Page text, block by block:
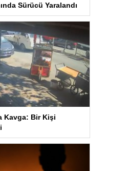
Sürücü Yaralandı
Kavga: Bir Kişi